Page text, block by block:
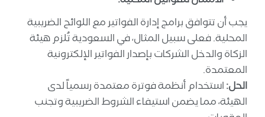
يجب أن تتوافق برامج إدارة الفواتير مع اللوائح الضريبية
المحلية. فعلى سبيل المثال، في السعودية تُلزم هيئة
الزكاة والدخل الشركات بإصدار الفواتير الإلكترونية
المعتمدة.
الحل:استخدام أنظمة فوترة معتمدة رسمياً لدى
الهيئة، مما يضمن استيفاء الشروط الضريبية وتجنب